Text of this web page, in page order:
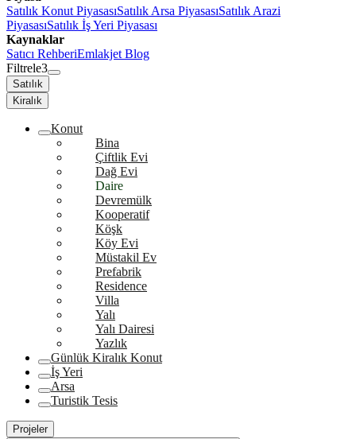
Satılık Konut PiyasasıSatılık Arsa PiyasasıSatılık Arazi
PiyasasıSatılık İş Yeri Piyasası
Kaynaklar
Satıcı RehberiEmlakjet Blog
Filtrele3
Satılık
Kiralık
Konut
Bina
Çiftlik Evi
Dağ Evi
Daire
Devremülk
Kooperatif
Köşk
Köy Evi
Müstakil Ev
Prefabrik
Residence
Villa
Yalı
Yalı Dairesi
Yazlık
Günlük Kiralık Konut
İş Yeri
Arsa
Turistik Tesis
Projeler